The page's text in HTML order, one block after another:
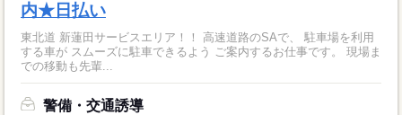
内★日払い
東北道 新蓮田サービスエリア！！ 高速道路のSAで、 駐車場を利用
する車が スムーズに駐車できるよう ご案内するお仕事です。 現場ま
での移動も先輩...
警備・交通誘導